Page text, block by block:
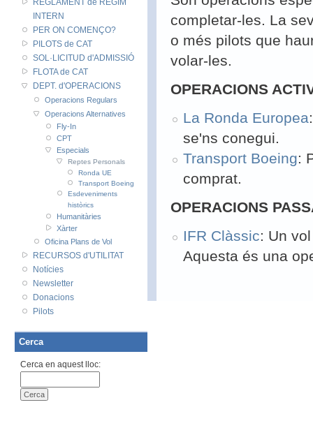
completar-les. La
o més pilots que
volar-les.
OPERACIONS
La Ronda Europea
se'ns conegui.
Transport Boeing:
comprat.
OPERACIONS
IFR Clàssic: Un
Aquesta és una
REGLAMENT de RÈGIM
INTERN
PER ON COMENÇO?
PILOTS de CAT
SOL·LICITUD d'ADMISSIÓ
FLOTA de CAT
DEPT. d'OPERACIONS
Operacions Regulars
Operacions Alternatives
Fly-In
CPT
Especials
Reptes Personals
Ronda UE
Transport Boeing
Esdeveniments
històrics
Humanitàries
Xàrter
Oficina Plans de Vol
RECURSOS d'UTILITAT
Notícies
Newsletter
Donacions
Pilots
Cerca
Cerca en aquest lloc: